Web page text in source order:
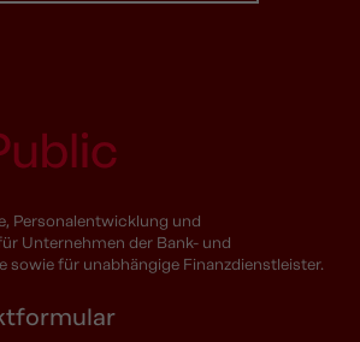
Personalentwicklung und
Unternehmen der Bank- und
sowie für unabhängige Finanzdienstleister.